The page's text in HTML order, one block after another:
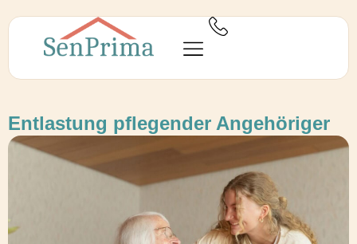
Entlastung pflegender Angehöriger